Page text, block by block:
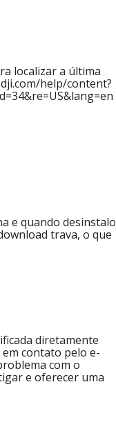
localizar a última
help/content?
e quando desinstalo
trava, o que
diretamente
contato pelo e-
com o
e oferecer uma